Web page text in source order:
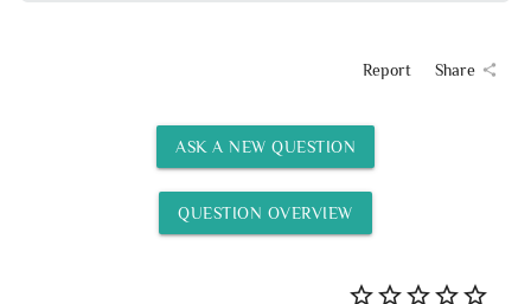
Report Share share
ASK A NEW QUESTION
QUESTION OVERVIEW